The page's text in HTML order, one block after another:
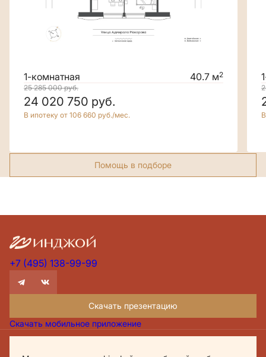
1-комнатная 40.7 м2
25 285 000руб.
24 020 750 руб.
В ипотеку от 106 660 руб./мес.
Помощь в подборе
+7 (495) 138-99-99
Скачать презентацию
Скачать мобильное приложение